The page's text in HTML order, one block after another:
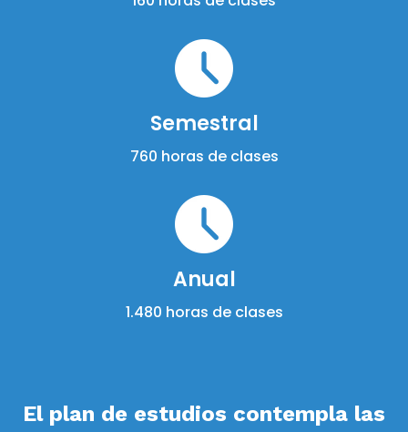
Semestral
760 horas de clases
Anual
1.480 horas de clases
El plan de estudios contempla las